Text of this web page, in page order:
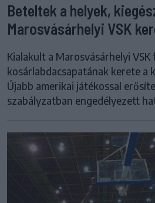
Beteltek a helyek,
Marosvásárhelyi VSK
Kialakult a Marosvásárhelyi
kosárlabdacsapatának kerete a
Újabb amerikai játékossal
szabályzatban engedélyezett